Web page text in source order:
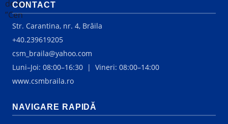
CONTACT
Str. Carantina, nr. 4, Brăila
+40.239619205
csm_braila@yahoo.com
Luni–Joi: 08:00–16:30 | Vineri: 08:00–14:00
www.csmbraila.ro
NAVIGARE RAPIDĂ